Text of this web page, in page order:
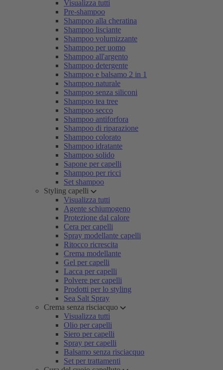
Visualizza tutti
Pre-shampoo
Shampoo alla cheratina
Shampoo lisciante
Shampoo volumizzante
Shampoo per uomo
Shampoo all'argento
Shampoo detergente
Shampoo e balsamo 2 in 1
Shampoo naturale
Shampoo senza siliconi
Shampoo tea tree
Shampoo secco
Shampoo antiforfora
Shampoo di riparazione
Shampoo colorato
Shampoo idratante
Shampoo solido
Sapone per capelli
Shampoo per ricci
Set shampoo
Styling capelli
Visualizza tutti
Agente schiumogeno
Protezione dal calore
Cera per capelli
Spray modellante capelli
Ritocco ricrescita
Crema modellante
Gel per capelli
Lacca per capelli
Polvere per capelli
Prodotti per lo styling
Sea Salt Spray
Crema senza risciacquo
Visualizza tutti
Olio per capelli
Siero per capelli
Spray per capelli
Balsamo senza risciacquo
Set per trattamenti